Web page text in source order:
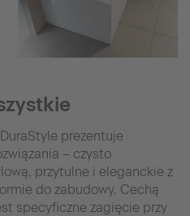
prezentuje
– czysto
przytulne i eleganckie z
do zabudowy. Cechą
specyficzne zagięcie przy